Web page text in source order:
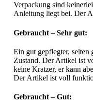
Verpackung sind
Anleitung liegt bei. Der
Gebraucht – Sehr gut:
Ein gut gepflegter, selten
Zustand. Der Artikel ist
keine Kratzer, er kann
Der Artikel ist voll
Gebraucht – Gut: